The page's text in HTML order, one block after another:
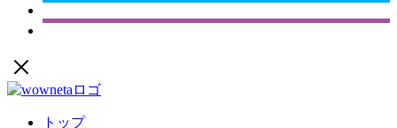
トップ